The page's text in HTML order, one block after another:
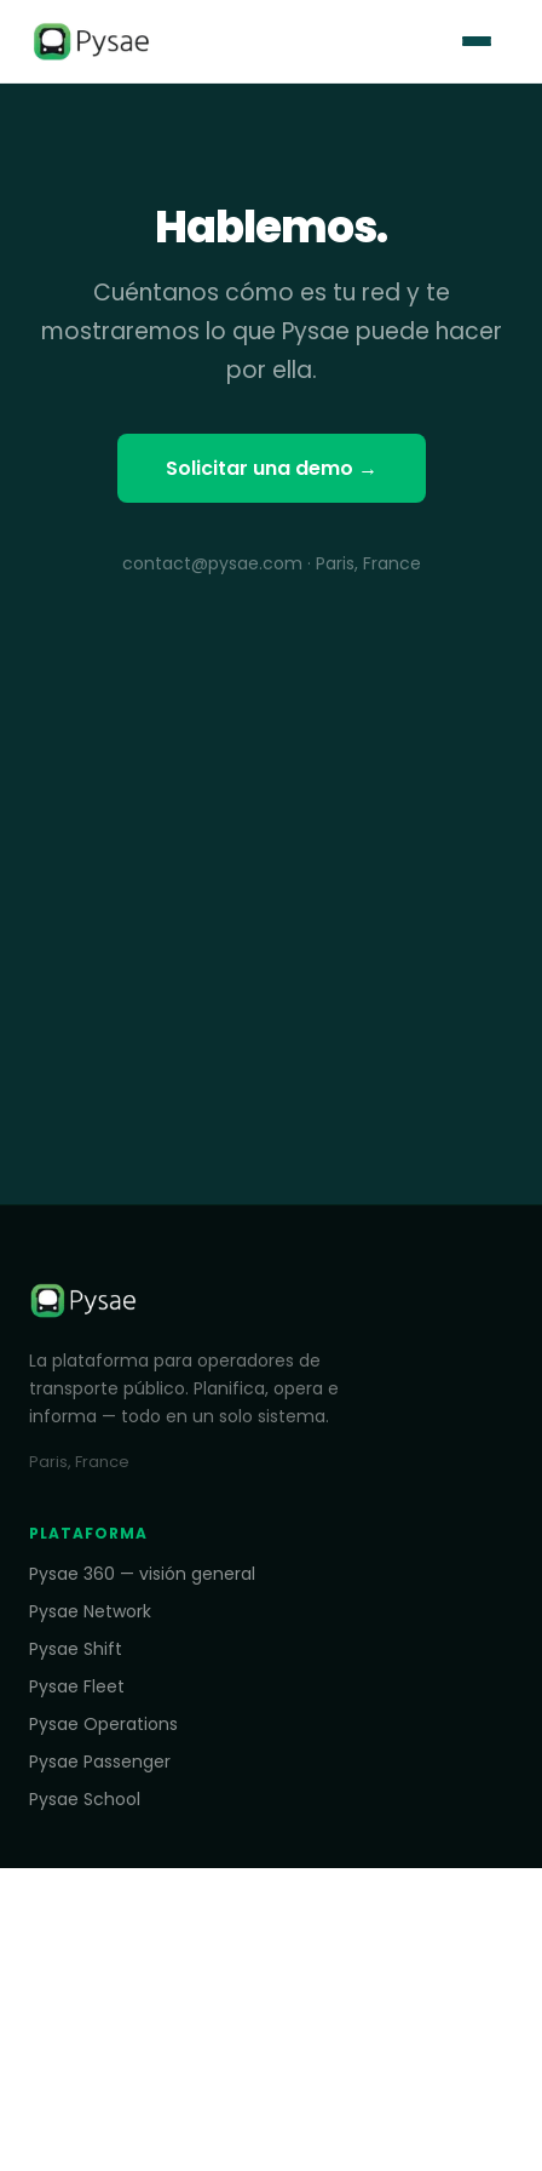
Hablemos.
Cuéntanos cómo es tu red y te
mostraremos lo que Pysae puede hacer
por ella.
Solicitar una demo →
contact@pysae.com · Paris, France
La plataforma para operadores de
transporte público. Planifica, opera e
informa — todo en un solo sistema.
Paris, France
PLATAFORMA
Pysae 360 — visión general
Pysae Network
Pysae Shift
Pysae Fleet
Pysae Operations
Pysae Passenger
Pysae School